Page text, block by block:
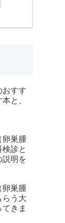
おすす
と、
卵巣腫
診と
説明を
卵巣腫
らう大
きま